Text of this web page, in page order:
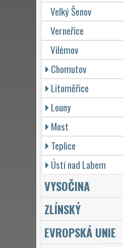
Velký Šenov
Verneřice
Vilémov
Chomutov
Litoměřice
Louny
Most
Teplice
Ústí nad Labem
VYSOČINA
ZLÍNSKÝ
EVROPSKÁ UNIE